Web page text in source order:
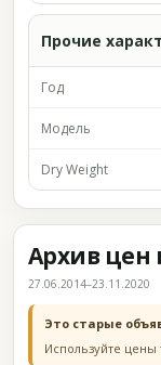
Прочие
Год
Модель
Dry Weight
Архив цен
27.06.2014–23.11.2020
Это старые
Используйте цены